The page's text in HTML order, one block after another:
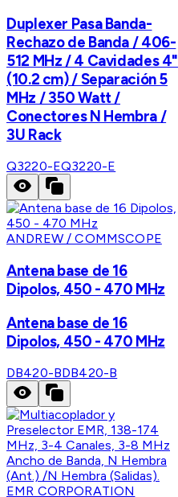
Duplexer Pasa Banda-
Rechazo de Banda / 406-
512 MHz / 4 Cavidades 4"
(10.2 cm) / Separación 5
MHz / 350 Watt /
Conectores N Hembra /
3U Rack
Q3220-EQ3220-E
ANDREW / COMMSCOPE
Antena base de 16
Dipolos, 450 - 470 MHz
Antena base de 16
Dipolos, 450 - 470 MHz
DB420-BDB420-B
EMR CORPORATION